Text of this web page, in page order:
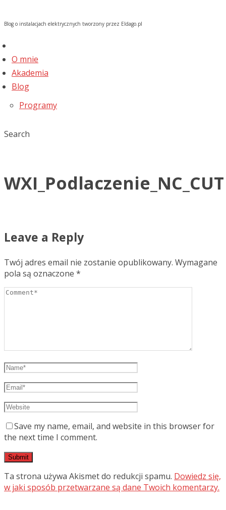
Blog o instalacjach elektrycznych tworzony przez Eldago.pl
O mnie
Akademia
Blog
Programy
Search
WXI_Podlaczenie_NC_CUT
Leave a Reply
Twój adres email nie zostanie opublikowany. Wymagane
pola są oznaczone *
Save my name, email, and website in this browser for
the next time I comment.
Ta strona używa Akismet do redukcji spamu. Dowiedz się,
w jaki sposób przetwarzane są dane Twoich komentarzy.